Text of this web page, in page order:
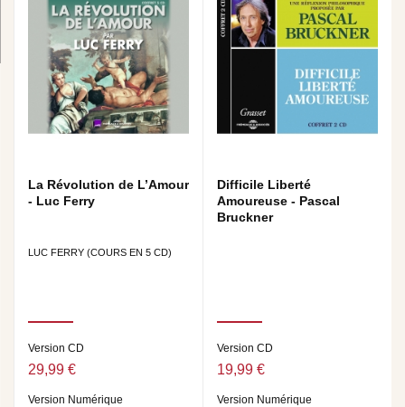
La Révolution de L’Amour
- Luc Ferry
LUC FERRY (COURS EN 5 CD)
Version CD
29,99 €
Version Numérique
Difficile Liberté
Amoureuse - Pascal
Bruckner
Version CD
19,99 €
Version Numérique